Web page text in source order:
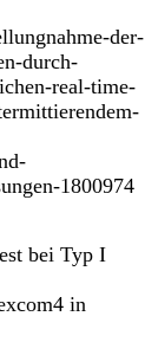
der-
durch-
real-time-
1800974
bei Typ I
in